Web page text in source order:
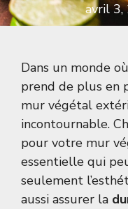
avril 3,
Dans un monde
prend de plus en
mur végétal
incontournable.
pour votre mur
essentielle qui
seulement
aussi assurer la